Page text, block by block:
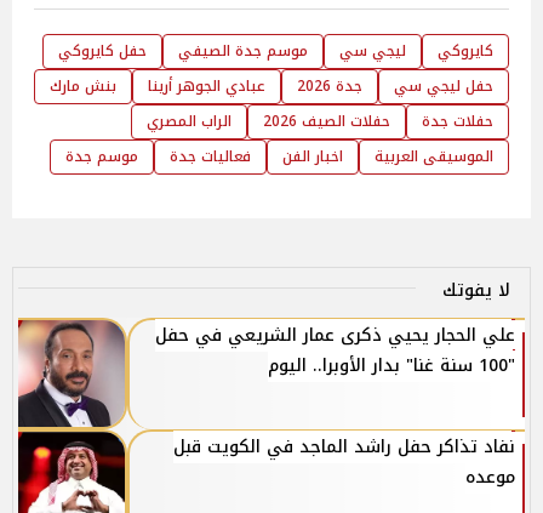
كايروكي ليجي سي موسم جدة الصيفي
حفل كايروكي
حفل ليجي سي
جدة 2026 عبادي الجوهر أرينا
بنش مارك
حفلات جدة
حفلات الصيف 2026
الراب المصري
الموسيقى العربية
اخبار الفن فعاليات جدة موسم جدة
لا يفوتك
علي الحجار يحيي ذكرى عمار الشريعي في حفل
"100 سنة غنا" بدار الأوبرا.. اليوم
نفاد تذاكر حفل راشد الماجد في الكويت قبل
موعده